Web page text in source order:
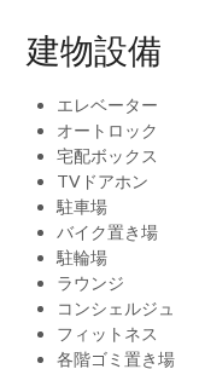
建物設備
エレベーター
オートロック
宅配ボックス
TVドアホン
駐車場
バイク置き場
駐輪場
ラウンジ
コンシェルジュ
フィットネス
各階ゴミ置き場